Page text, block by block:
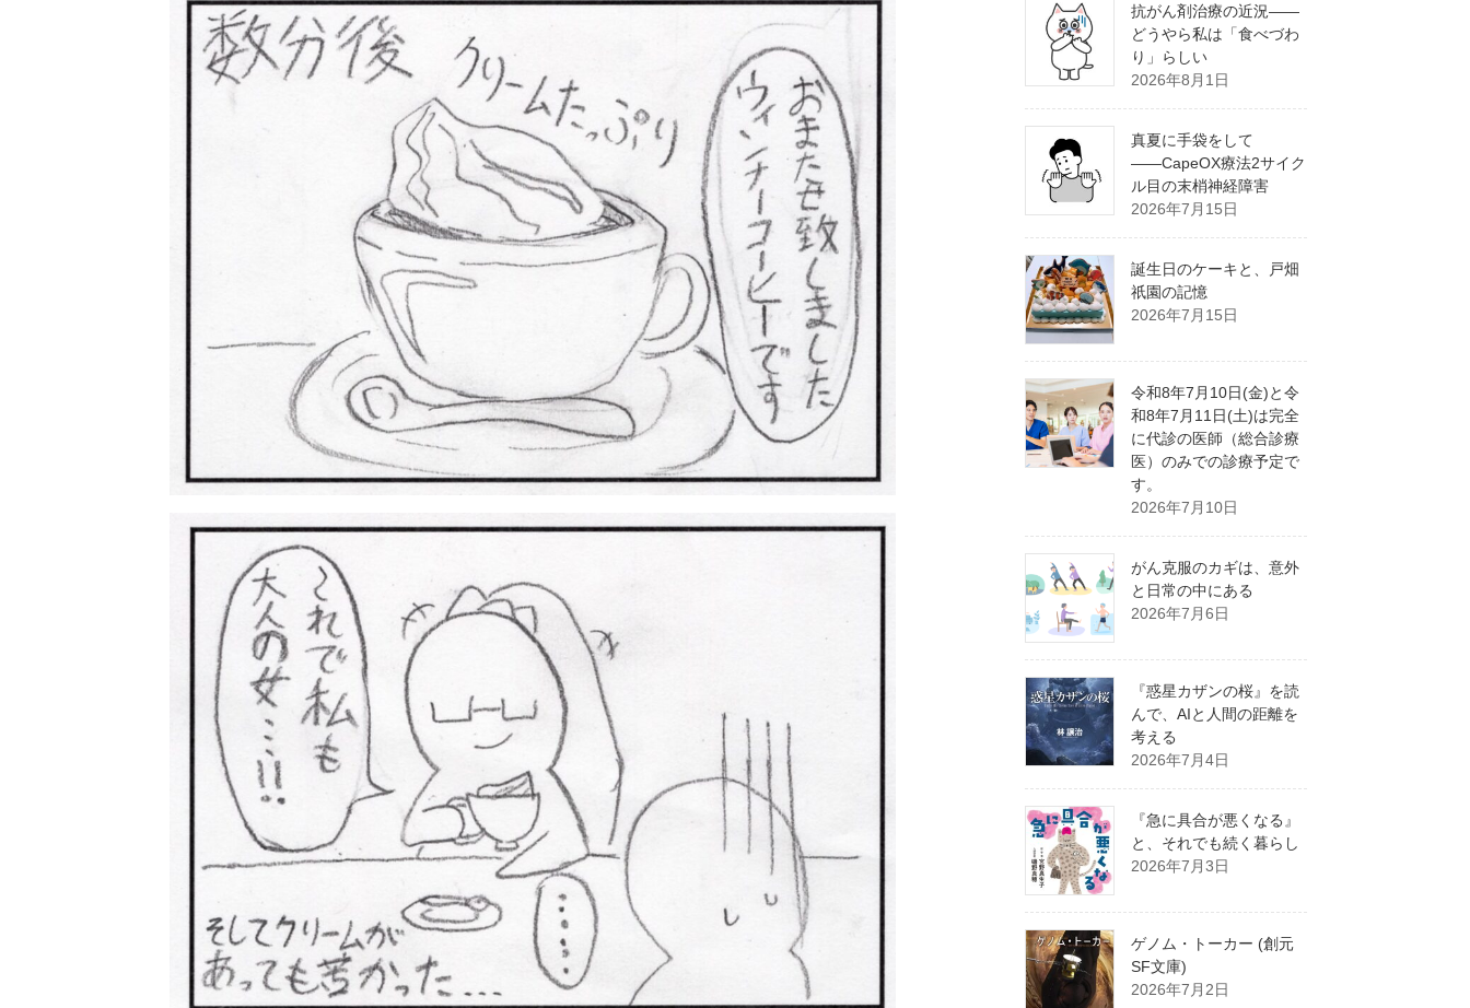
抗がん剤治療の近況――
どうやら私は「食べづわ
り」らしい
2026年8月1日
真夏に手袋をして
――CapeOX療法2サイク
ル目の末梢神経障害
2026年7月15日
誕生日のケーキと、戸畑
祇園の記憶
2026年7月15日
令和8年7月10日(金)と令
和8年7月11日(土)は完全
に代診の医師（総合診療
医）のみでの診療予定で
す。
2026年7月10日
がん克服のカギは、意外
と日常の中にある
2026年7月6日
『惑星カザンの桜』を読
んで、AIと人間の距離を
考える
2026年7月4日
『急に具合が悪くなる』
と、それでも続く暮らし
2026年7月3日
ゲノム・トーカー (創元
SF文庫)
2026年7月2日